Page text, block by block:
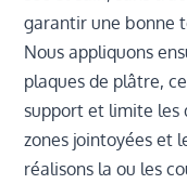
garantir une bonne
Nous appliquons
plaques de plâtre,
support et limite les
zones jointoyées et
réalisons la ou les